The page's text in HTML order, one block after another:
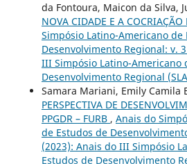
da Fontoura, Maicon da Silva,
NOVA CIDADE E A COCRIAÇÃO
Simpósio Latino-Americano de
Desenvolvimento Regional: v.
III Simpósio Latino-Americano
Desenvolvimento Regional
Samara Mariani, Emily Camila
PERSPECTIVA DE
PPGDR – FURB , Anais do
de Estudos de
(2023): Anais do III Simpósio
Estudos de Desenvolvimento